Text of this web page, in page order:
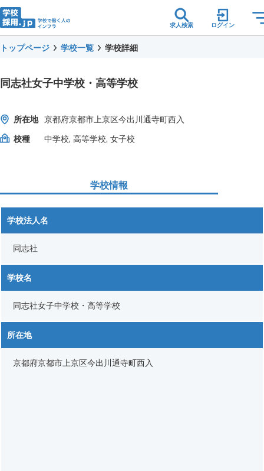
求人検索 ログイン
トップページ 学校一覧 学校詳細
同志社女子中学校・高等学校
所在地 京都府京都市上京区今出川通寺町西入
校種
中学校, 高等学校, 女子校
学校情報
学校法人名
同志社
学校名
同志社女子中学校・高等学校
所在地
京都府京都市上京区今出川通寺町西入